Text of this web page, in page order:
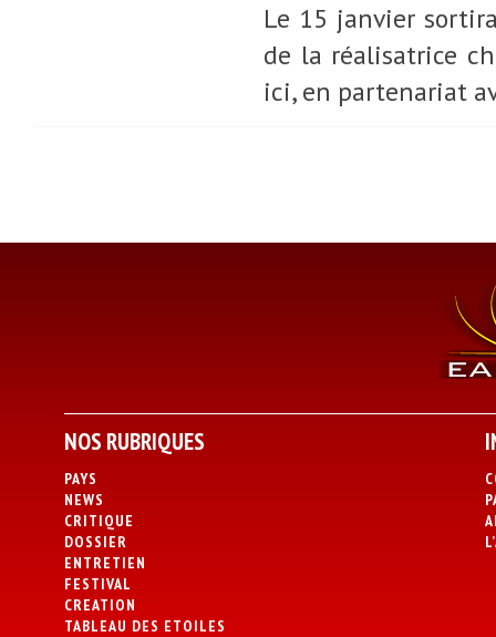
Le 15 janvier
de la réalisatrice
ici, en partenariat
NOS RUBRIQUES
PAYS
NEWS
CRITIQUE
DOSSIER
ENTRETIEN
FESTIVAL
CREATION
TABLEAU DES ETOILES